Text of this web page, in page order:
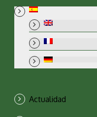
Actualidad